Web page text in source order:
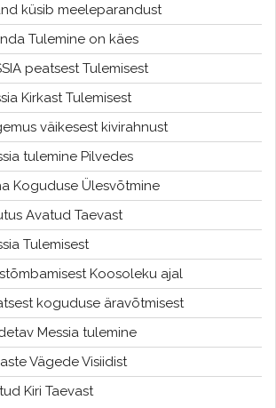
küsib meeleparandust
Tulemine on käes
peatsest Tulemisest
Kirkast Tulemisest
väikesest kivirahnust
tulemine Pilvedes
Koguduse Ülesvõtmine
Avatud Taevast
Tulemisest
Koosoleku ajal
koguduse äravõtmisest
Messia tulemine
Vägede Visiidist
Kiri Taevast